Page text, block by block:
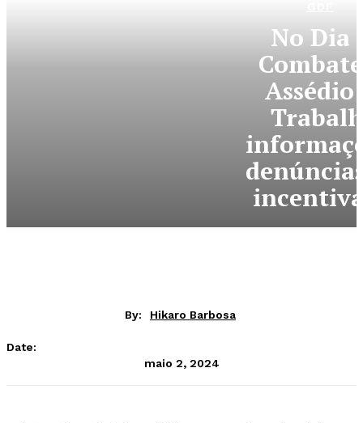
No Dia
Assédio
By: Hikaro Barbosa
Date:
maio 2, 2024